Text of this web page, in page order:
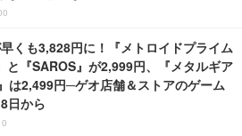
早くも3,828円に！『メトロイドプライム
と『SAROS』が2,999円、『メタルギア
は2,499円─ゲオ店舗＆ストアのゲーム
日から